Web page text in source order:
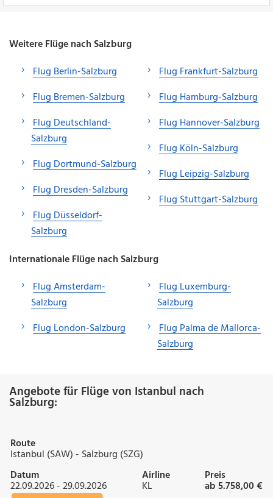
Weitere Flüge nach Salzburg
Flug Berlin-Salzburg
Flug Bremen-Salzburg
Flug Deutschland-
Salzburg
Flug Dortmund-Salzburg
Flug Dresden-Salzburg
Flug Düsseldorf-
Salzburg
Flug Frankfurt-Salzburg
Flug Hamburg-Salzburg
Flug Hannover-Salzburg
Flug Köln-Salzburg
Flug Leipzig-Salzburg
Flug Stuttgart-Salzburg
Internationale Flüge nach Salzburg
Flug Amsterdam-
Salzburg
Flug London-Salzburg
Flug Luxemburg-
Salzburg
Flug Palma de Mallorca-
Salzburg
Angebote für Flüge von Istanbul nach
Salzburg:
Route
Istanbul (SAW) - Salzburg (SZG)
Datum
22.09.2026 - 29.09.2026
Airline
KL
Preis
ab 5.758,00 €